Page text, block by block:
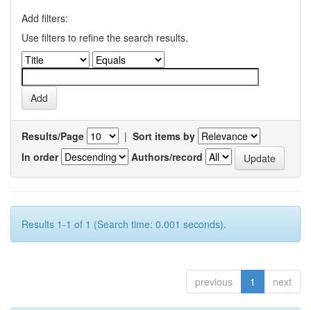
Add filters:
Use filters to refine the search results.
Results/Page | Sort items by
In order
Authors/record
Results 1-1 of 1 (Search time: 0.001 seconds).
previous 1 next